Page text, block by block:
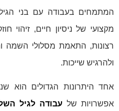
המתמחים בעבודה עם בני
מקצועי של ניסיון חיים, זיהוי
רצונות, התאמת מסלולי השמה
ולהרגיש שייכות.
אחד היתרונות הגדולים הוא
אפשרויות של עבודה לגיל